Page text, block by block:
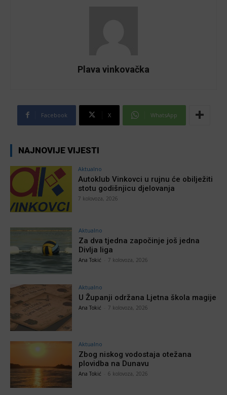
Plava vinkovačka
Facebook X WhatsApp
NAJNOVIJE VIJESTI
Aktualno
Autoklub Vinkovci u rujnu će obilježiti
stotu godišnjicu djelovanja
7 kolovoza, 2026
Aktualno
Za dva tjedna započinje još jedna
Divlja liga
Ana Tokić 7 kolovoza, 2026
Aktualno
U Županji održana Ljetna škola magije
Ana Tokić 7 kolovoza, 2026
Aktualno
Zbog niskog vodostaja otežana
plovidba na Dunavu
Ana Tokić 6 kolovoza, 2026